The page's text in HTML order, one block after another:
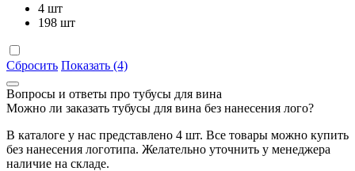
4 шт
198 шт
Сбросить Показать (4)
Вопросы и ответы про тубусы для вина
Можно ли заказать тубусы для вина без нанесения лого?
В каталоге у нас представлено 4 шт. Все товары можно купить
без нанесения логотипа. Желательно уточнить у менеджера
наличие на складе.